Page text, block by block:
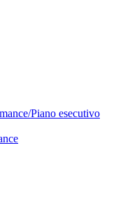
Piano esecutivo